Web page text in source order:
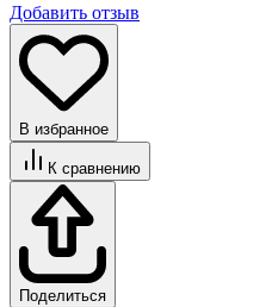
Добавить отзыв
В избранное
К сравнению
Поделиться